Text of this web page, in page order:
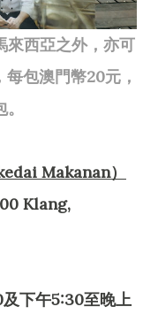
來西亞之外，亦可
包澳門幣20元，
Makanan）
Klang,
下午5:30至晚上